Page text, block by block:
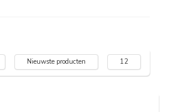
Nieuwste producten 12